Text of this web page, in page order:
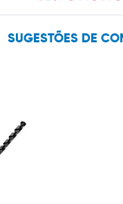
SUGESTÕES DE